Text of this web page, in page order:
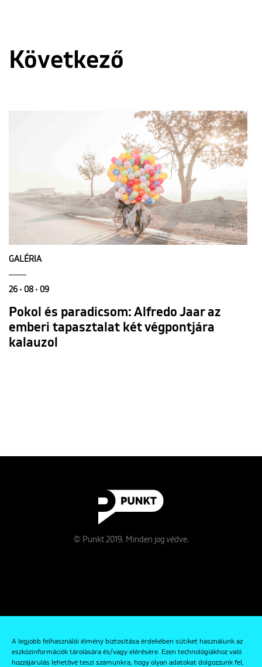
A legjobb felhasználói élmény biztosítása érdekében sütiket használunk az
eszközinformációk tárolására és/vagy elérésére. Ezen technológiákhoz való
hozzájárulás lehetővé teszi számunkra, hogy olyan adatokat dolgozzunk fel,
Következő
GALÉRIA
26 • 08 • 09
Pokol és paradicsom: Alfredo Jaar az
emberi tapasztalat két végpontjára
kalauzol
© Punkt 2019. Minden jog védve.
Kapcsolat